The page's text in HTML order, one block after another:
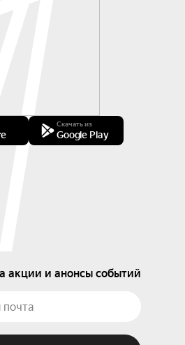
Скачать из
Google Play
акции и анонсы событий